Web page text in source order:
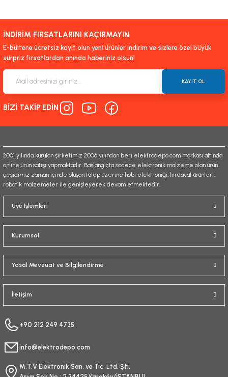
yetersiz gördüğünüz noktaları öneri formunu kullanarak tarafımıza
iletebilirsiniz.
Görüş ve önerileriniz için teşekkür ederiz.
Ürün açıklamasında eksik bilgiler bulunuyor.
Ürün bilgilerinde hatalar bulunuyor.
Ürün fiyatı diğer sitelerden daha pahalı.
Gönder
İNDİRİM FIRSATLARINI KAÇIRMAYIN
E-bültene ücretsiz kayıt olun yeni ürünler indirim ve sizlere özel büyük
sürpriz fırsatlardan anında haberiniz olsun!
KAYIT OL
BİZİ TAKİP EDİN
2001 yılında kurulan şirketimiz 2006 yılından beri elektrodepo.com markası altında
online ürün satışı yapmaktadır. Başlangıçta sadece elektronik malzeme olan ürün
çeşidimiz zaman içinde oluşan talep üzerine hobi elektroniği, hırdavat ürünleri,
robotik malzemeler ile genişleyerek devam etmektedir.
Üye İşlemleri
Kurumsal
Yasal Mevzuat ve Bilgilendirme
İletişim
+90 212 249 4735
info@elektrodepo.com
M.T.V Elektronik San. ve Tic. Ltd. Şti.